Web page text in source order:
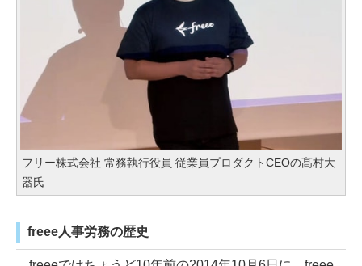
フリー株式会社 常務執行役員 従業員プロダクトCEOの髙村大
器氏
freee人事労務の歴史